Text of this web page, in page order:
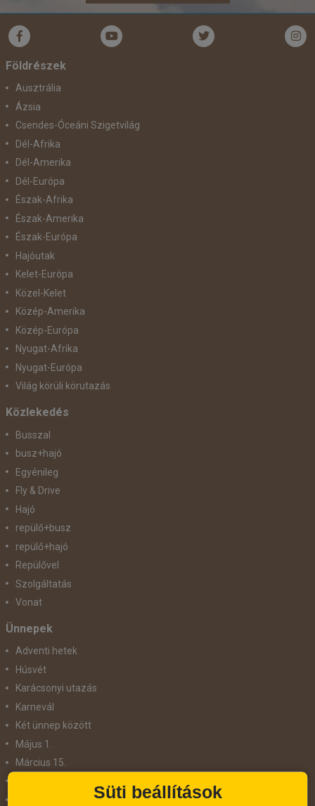
Földrészek
Ausztrália
Ázsia
Csendes-Óceáni Szigetvilág
Dél-Afrika
Dél-Amerika
Dél-Európa
Észak-Afrika
Észak-Amerika
Észak-Európa
Hajóutak
Kelet-Európa
Közel-Kelet
Közép-Amerika
Közép-Európa
Nyugat-Afrika
Nyugat-Európa
Világ körüli körutazás
Közlekedés
Busszal
busz+hajó
Egyénileg
Fly & Drive
Hajó
repülő+busz
repülő+hajó
Repülővel
Szolgáltatás
Vonat
Ünnepek
Adventi hetek
Húsvét
Karácsonyi utazás
Karnevál
Két ünnep között
Május 1.
Március 15.
Süti beállítások